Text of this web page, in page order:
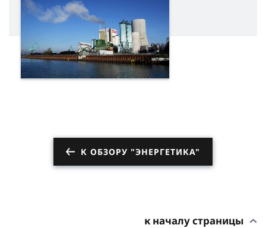
К ОБЗОРУ "ЭНЕРГЕТИКА"
к началу страницы